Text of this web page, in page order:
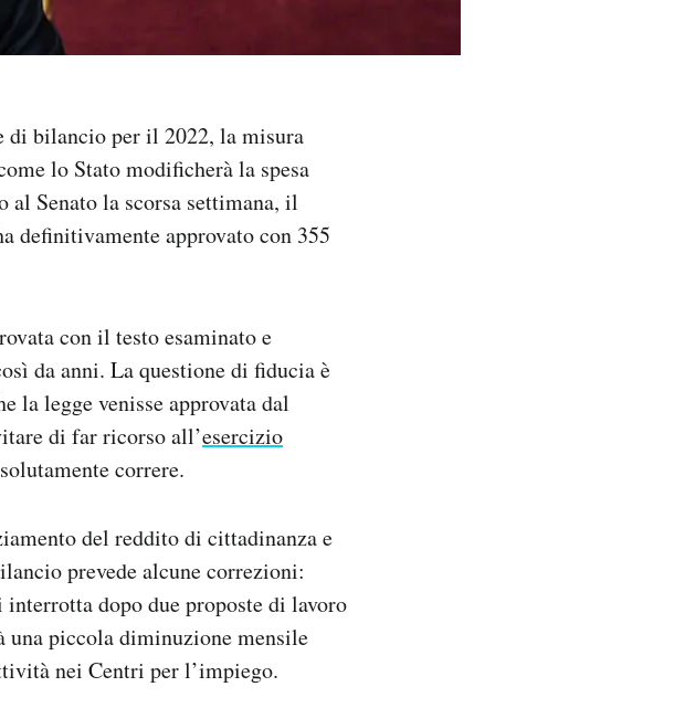
di bilancio per il 2022, la misura
lo Stato modificherà la spesa
al Senato la scorsa settimana, il
definitivamente approvato con 355
con il testo esaminato e
da anni. La questione di fiducia è
la legge venisse approvata dal
di far ricorso all’esercizio
correre.
del reddito di cittadinanza e
prevede alcune correzioni:
dopo due proposte di lavoro
una piccola diminuzione mensile
nei Centri per l’impiego.